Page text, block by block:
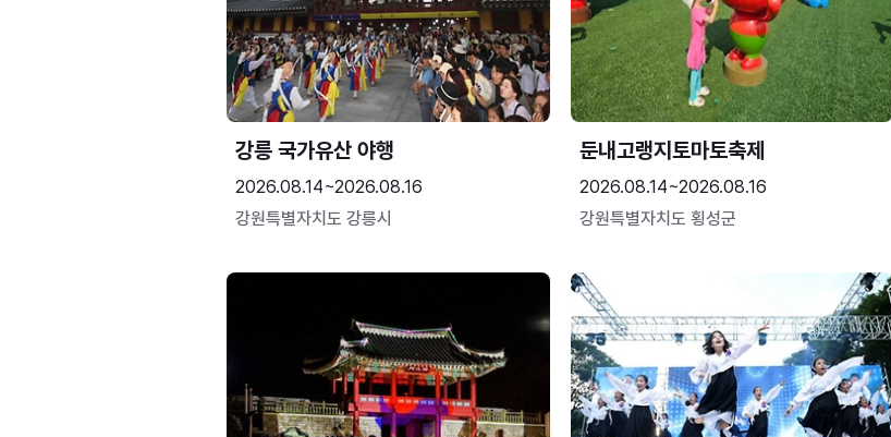
강릉 국가유산 야행
2026.08.14~2026.08.16
강원특별자치도 강릉시
둔내고랭지토마토축제
2026.08.14~2026.08.16
강원특별자치도 횡성군